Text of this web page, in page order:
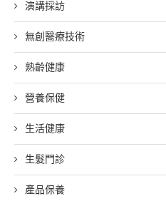
演講採訪
無創醫療技術
熟齡健康
營養保健
生活健康
生髮門診
產品保養